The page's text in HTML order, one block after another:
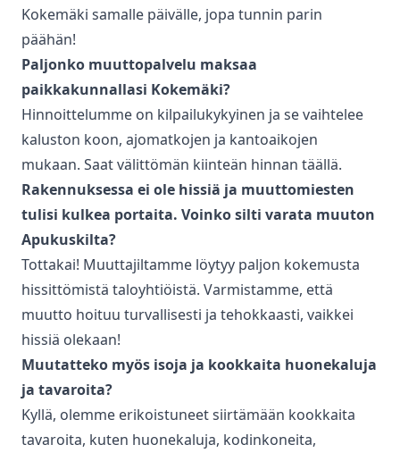
Kokemäki samalle päivälle, jopa tunnin parin
päähän!
Paljonko muuttopalvelu maksaa
paikkakunnallasi Kokemäki?
Hinnoittelumme on kilpailukykyinen ja se vaihtelee
kaluston koon, ajomatkojen ja kantoaikojen
mukaan. Saat välittömän kiinteän hinnan täällä.
Rakennuksessa ei ole hissiä ja muuttomiesten
tulisi kulkea portaita. Voinko silti varata muuton
Apukuskilta?
Tottakai! Muuttajiltamme löytyy paljon kokemusta
hissittömistä taloyhtiöistä. Varmistamme, että
muutto hoituu turvallisesti ja tehokkaasti, vaikkei
hissiä olekaan!
Muutatteko myös isoja ja kookkaita huonekaluja
ja tavaroita?
Kyllä, olemme erikoistuneet siirtämään kookkaita
tavaroita, kuten huonekaluja, kodinkoneita,